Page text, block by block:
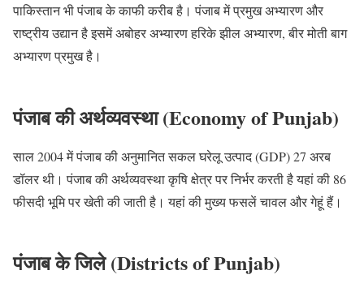
पाकिस्तान भी पंजाब के काफी करीब है। पंजाब में प्रमुख अभ्यारण और
राष्ट्रीय उद्यान है इसमें अबोहर अभ्यारण हरिके झील अभ्यारण, बीर मोती बाग
अभ्यारण प्रमुख है।
पंजाब की अर्थव्यवस्था (Economy of Punjab)
साल 2004 में पंजाब की अनुमानित सकल घरेलू उत्पाद (GDP) 27 अरब
डॉलर थी। पंजाब की अर्थव्यवस्था कृषि क्षेत्र पर निर्भर करती है यहां की 86
फीसदी भूमि पर खेती की जाती है। यहां की मुख्य फसलें चावल और गेहूं हैं।
पंजाब के जिले (Districts of Punjab)